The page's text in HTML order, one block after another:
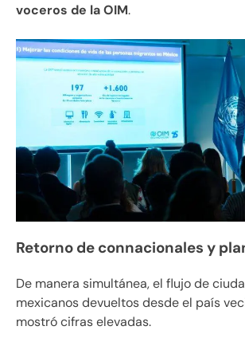
voceros de la OIM.
Retorno de connacionales y
De manera simultánea, el flujo de
mexicanos devueltos desde el país
mostró cifras elevadas.